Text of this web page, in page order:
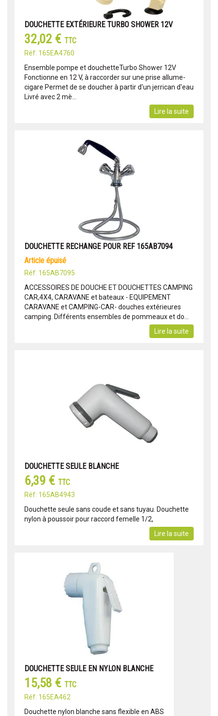
DOUCHETTE EXTÉRIEURE TURBO SHOWER 12V
32,02 € TTC
Réf: 165EA4760
Ensemble pompe et douchetteTurbo Shower 12V
Fonctionne en 12 V, à raccorder sur une prise allume-
cigare Permet de se doucher à partir d'un jerrican d'eau
Livré avec 2 mè...
Lire la suite
DOUCHETTE RECHANGE POUR REF 165AB7094
article épuisé
Réf: 165AB7095
ACCESSOIRES DE DOUCHE ET DOUCHETTES CAMPING
CAR,4X4, CARAVANE et bateaux - EQUIPEMENT
CARAVANE et CAMPING-CAR- douches extérieures
camping. Différents ensembles de pommeaux et do...
Lire la suite
DOUCHETTE SEULE BLANCHE
6,39 € TTC
Réf: 165AB4943
Douchette seule sans coude et sans tuyau. Douchette
nylon à poussoir pour raccord femelle 1/2,
Lire la suite
DOUCHETTE SEULE EN NYLON BLANCHE
15,58 € TTC
Réf: 165EA462
Douchette nylon blanche sans flexible en ABS